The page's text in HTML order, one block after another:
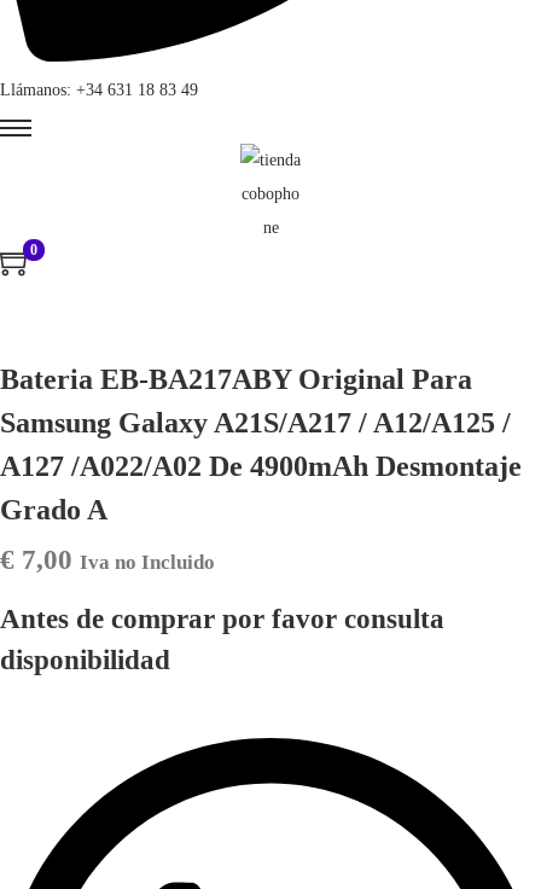
Llámanos: +34 631 18 83 49
0
Bateria EB-BA217ABY Original Para
Samsung Galaxy A21S/A217 / A12/A125 /
A127 /A022/A02 De 4900mAh Desmontaje
Grado A
€ 7,00 Iva no Incluido
Antes de comprar por favor consulta
disponibilidad